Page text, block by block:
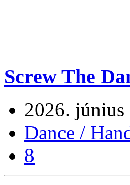
Screw The
2026. június
Dance /
8